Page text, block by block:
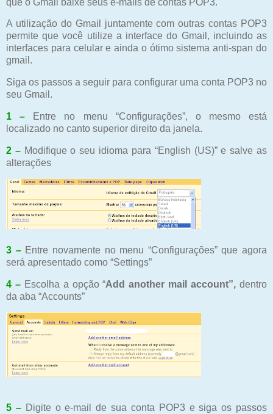
A utilização do Gmail juntamente com outras contas POP3
permite que você utilize a interface do Gmail, incluindo as
interfaces para celular e ainda o ótimo sistema anti-span do
gmail.
Siga os passos a seguir para configurar uma conta POP3 no
seu Gmail.
1 – Entre no menu “Configurações”, o mesmo está
localizado no canto superior direito da janela.
2 –Modifique o seu idioma para “English (US)” e salve as
alterações
3 –Entre novamente no menu “Configurações” que agora
será apresentado como “Settings”
4 –Escolha a opção “Add another mail account”,dentro
da aba “Accounts”
5 –Digite o e-mail de sua conta POP3 e siga os passos